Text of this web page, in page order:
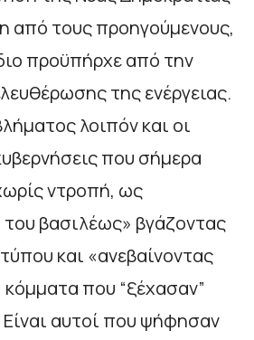
από τους προηγούμενους,
προϋπήρχε από την
της ενέργειας.
λοιπόν και οι
που σήμερα
ντροπή, ως
του βασιλέως» βγάζοντας
και «ανεβαίνοντας
κόμματα που “ξέχασαν”
αυτοί που ψήφησαν